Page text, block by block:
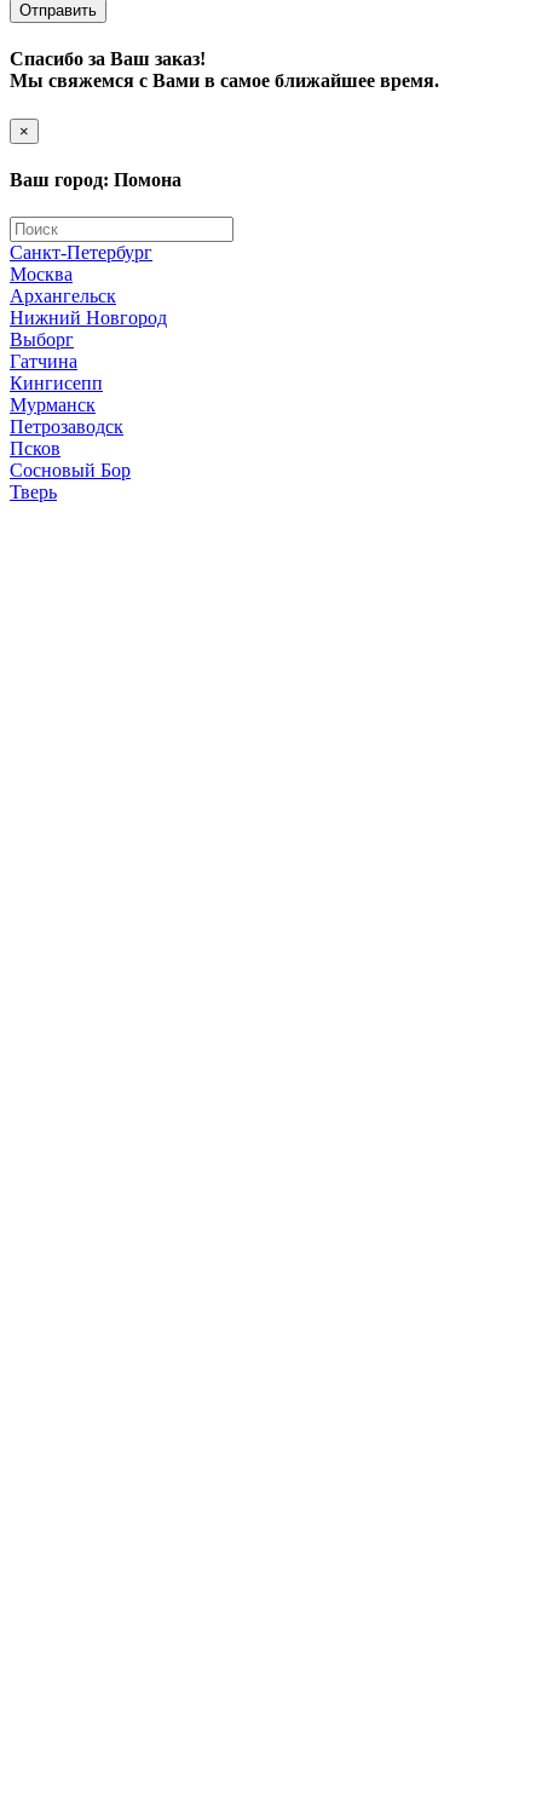
Отправить
Спасибо за Ваш заказ!
Мы свяжемся с Вами в самое ближайшее время.
×
Ваш город: Помона
Санкт-Петербург
Москва
Архангельск
Нижний Новгород
Выборг
Гатчина
Кингисепп
Мурманск
Петрозаводск
Псков
Сосновый Бор
Тверь